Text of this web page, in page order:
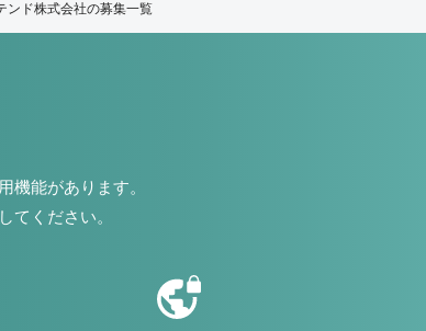
ンド株式会社の募集一覧
機能があります。
てください。